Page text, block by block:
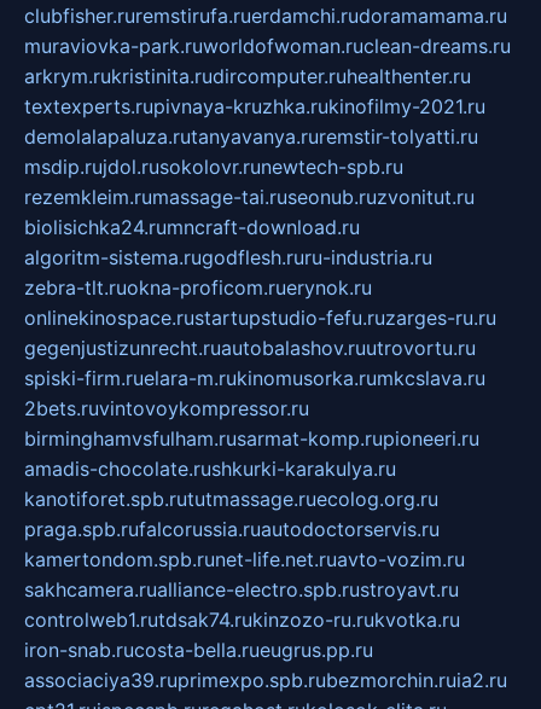
clubfisher.ruremstirufa.ruerdamchi.rudoramamama.ru
muraviovka-park.ruworldofwoman.ruclean-dreams.ru
arkrym.rukristinita.rudircomputer.ruhealthenter.ru
textexperts.rupivnaya-kruzhka.rukinofilmy-2021.ru
demolalapaluza.rutanyavanya.ruremstir-tolyatti.ru
msdip.rujdol.rusokolovr.runewtech-spb.ru
rezemkleim.rumassage-tai.ruseonub.ruzvonitut.ru
biolisichka24.rumncraft-download.ru
algoritm-sistema.rugodflesh.ruru-industria.ru
zebra-tlt.ruokna-proficom.ruerynok.ru
onlinekinospace.rustartupstudio-fefu.ruzarges-ru.ru
gegenjustizunrecht.ruautobalashov.ruutrovortu.ru
spiski-firm.ruelara-m.rukinomusorka.rumkcslava.ru
2bets.ruvintovoykompressor.ru
birminghamvsfulham.rusarmat-komp.rupioneeri.ru
amadis-chocolate.rushkurki-karakulya.ru
kanotiforet.spb.rututmassage.ruecolog.org.ru
praga.spb.rufalcorussia.ruautodoctorservis.ru
kamertondom.spb.runet-life.net.ruavto-vozim.ru
sakhcamera.rualliance-electro.spb.rustroyavt.ru
controlweb1.rutdsak74.rukinzozo-ru.rukvotka.ru
iron-snab.rucosta-bella.rueugrus.pp.ru
associaciya39.ruprimexpo.spb.rubezmorchin.ruia2.ru